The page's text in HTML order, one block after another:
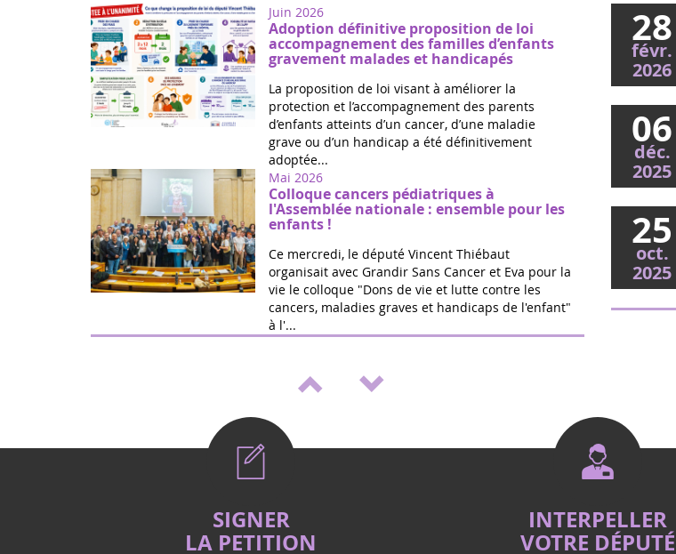
Juin 2026
Adoption définitive proposition de loi
accompagnement des familles d’enfants
gravement malades et handicapés
La proposition de loi visant à améliorer la
protection et l’accompagnement des parents
d’enfants atteints d’un cancer, d’une maladie
grave ou d’un handicap a été définitivement
adoptée...
Mai 2026
Colloque cancers pédiatriques à
l'Assemblée nationale : ensemble pour les
enfants !
Ce mercredi, le député Vincent Thiébaut
organisait avec Grandir Sans Cancer et Eva pour la
vie le colloque "Dons de vie et lutte contre les
cancers, maladies graves et handicaps de l'enfant"
à l'...
Mai 2026
de loi de Marie Récalde votée
vie et la fédération Grandir Sans Cancer, la
proposition de loi portée par Marie Récalde pour
Vote (2è lecture) PPL de Vincent Thiébaut -
cancers et handicaps de l'enfant
28
févr.
2026
06
déc.
2025
25
oct.
2025
16sept.
22
SIGNER
LA PETITION
INTERPELLER
VOTRE DÉPUTÉ